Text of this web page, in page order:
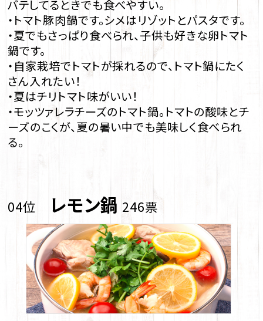
バテしてるときでも食べやすい。
・トマト豚肉鍋です。シメはリゾットとパスタです。
・夏でもさっぱり食べられ、子供も好きな卵トマト
鍋です。
・自家栽培でトマトが採れるので、トマト鍋にたく
さん入れたい！
・夏はチリトマト味がいい！
・モッツァレラチーズのトマト鍋。トマトの酸味とチ
ーズのこくが、夏の暑い中でも美味しく食べられ
る。
04位 レモン鍋 246票